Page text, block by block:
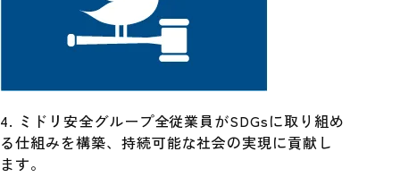
4. ミドリ安全グループ全従業員がSDGsに取り組め
る仕組みを構築、持続可能な社会の実現に貢献し
ます。